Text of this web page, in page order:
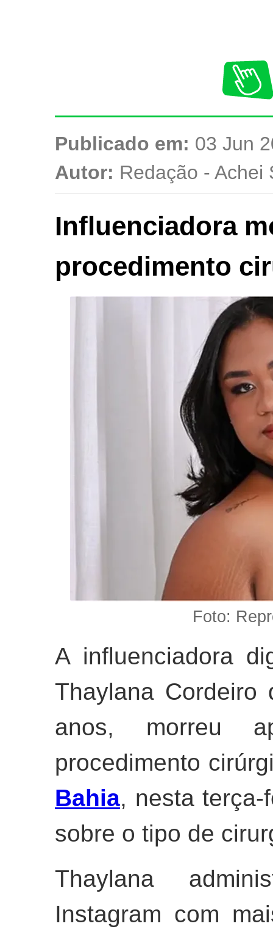
Publicado em: 03 Jun
Autor: Redação - Achei
Influenciadora
procedimento
Foto:
A influenciadora
Thaylana
anos, morreu
procedimento
Bahia, nesta
sobre o tipo de
Thaylana
Instagram com